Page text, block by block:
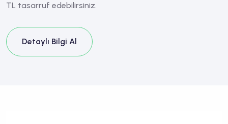
TL tasarruf edebilirsiniz.
Detaylı Bilgi Al